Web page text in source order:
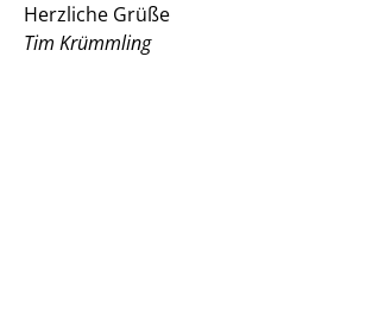
Herzliche Grüße
Tim Krümmling